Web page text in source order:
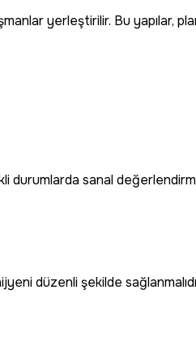
yerleştirilir. Bu yapılar,
durumlarda sanal
düzenli şekilde